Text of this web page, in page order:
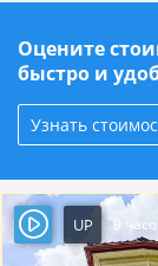
Оцените
быстро и
Узнать
UP 9